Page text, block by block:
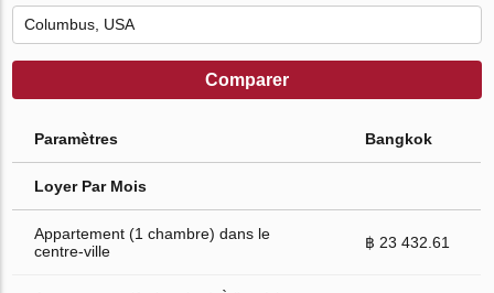
Comparer
Paramètres Bangkok
Loyer Par Mois
Appartement (1 chambre) dans le
centre-ville
฿ 23 432.61